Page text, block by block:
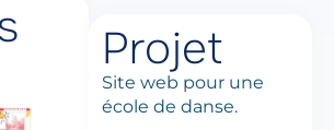
Projet
Site web pour une
école de danse.